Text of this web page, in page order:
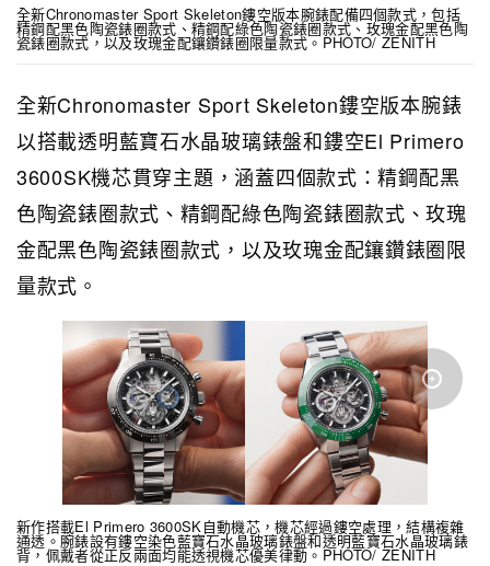
全新Chronomaster Sport Skeleton鏤空版本腕錶配備四個款式，包括
精鋼配黑色陶瓷錶圈款式、精鋼配綠色陶瓷錶圈款式、玫瑰金配黑色陶
瓷錶圈款式，以及玫瑰金配鑲鑽錶圈限量款式。PHOTO/ ZENITH
全新Chronomaster Sport Skeleton鏤空版本腕錶
以搭載透明藍寶石水晶玻璃錶盤和鏤空El Primero
3600SK機芯貫穿主題，涵蓋四個款式：精鋼配黑
色陶瓷錶圈款式、精鋼配綠色陶瓷錶圈款式、玫瑰
金配黑色陶瓷錶圈款式，以及玫瑰金配鑲鑽錶圈限
量款式。
新作搭載El Primero 3600SK自動機芯，機芯經過鏤空處理，結構複雜
通透。腕錶設有鏤空染色藍寶石水晶玻璃錶盤和透明藍寶石水晶玻璃錶
背，佩戴者從正反兩面均能透視機芯優美律動。PHOTO/ ZENITH